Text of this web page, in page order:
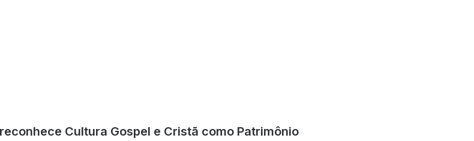
Cultura Gospel e Cristã como Patrimônio